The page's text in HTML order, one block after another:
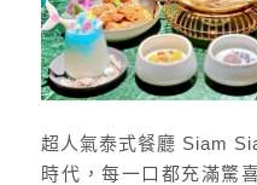
超人氣泰式餐廳 Siam
時代，每一口都充滿驚